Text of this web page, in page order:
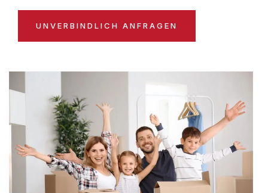
UNVERBINDLICH ANFRAGEN